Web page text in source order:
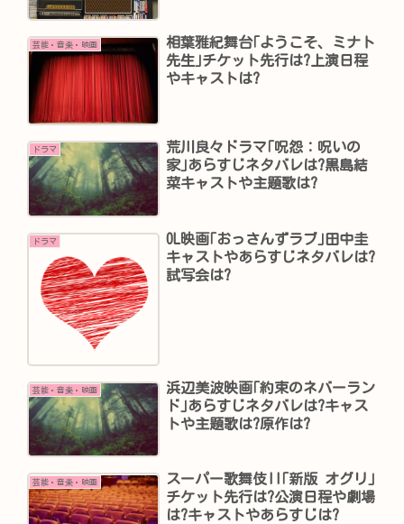
芸能・音楽・映画
相葉雅紀舞台｢ようこそ、ミナト
先生｣チケット先行は?上演日程
やキャストは?
ドラマ
荒川良々ドラマ｢呪怨：呪いの
家｣あらすじネタバレは?黒島結
菜キャストや主題歌は?
ドラマ
OL映画｢おっさんずラブ｣田中圭
キャストやあらすじネタバレは?
試写会は?
芸能・音楽・映画
浜辺美波映画｢約束のネバーラン
ド｣あらすじネタバレは?キャス
トや主題歌は?原作は?
芸能・音楽・映画
スーパー歌舞伎II｢新版 オグリ｣
チケット先行は?公演日程や劇場
は?キャストやあらすじは?